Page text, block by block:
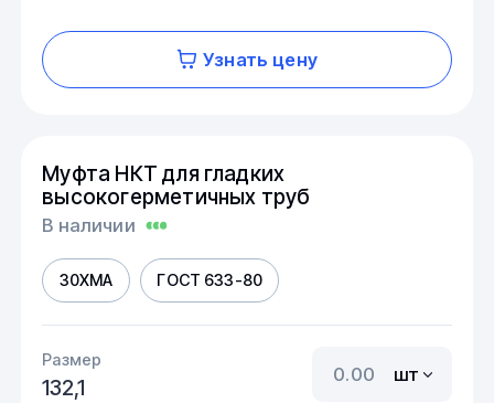
Узнать цену
Муфта НКТ для гладких
высокогерметичных труб
В наличии
30ХМА ГОСТ 633-80
Размер
132,1
шт